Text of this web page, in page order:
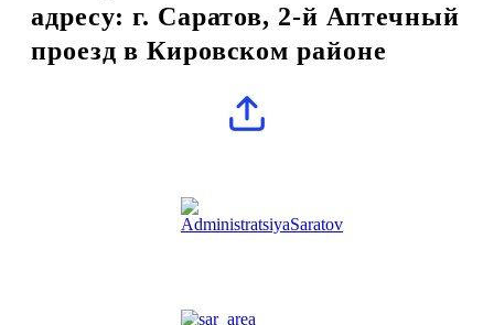
адресу: г. Саратов, 2-й Аптечный
проезд в Кировском районе